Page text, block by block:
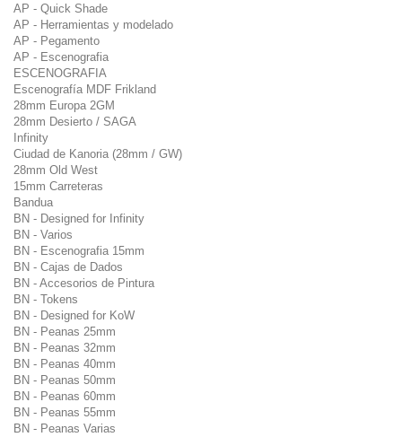
AP - Quick Shade
AP - Herramientas y modelado
AP - Pegamento
AP - Escenografia
ESCENOGRAFIA
Escenografía MDF Frikland
28mm Europa 2GM
28mm Desierto / SAGA
Infinity
Ciudad de Kanoria (28mm / GW)
28mm Old West
15mm Carreteras
Bandua
BN - Designed for Infinity
BN - Varios
BN - Escenografia 15mm
BN - Cajas de Dados
BN - Accesorios de Pintura
BN - Tokens
BN - Designed for KoW
BN - Peanas 25mm
BN - Peanas 32mm
BN - Peanas 40mm
BN - Peanas 50mm
BN - Peanas 60mm
BN - Peanas 55mm
BN - Peanas Varias